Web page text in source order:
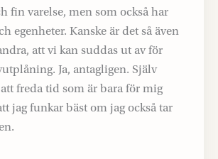
fin varelse, men som också har
egenheter. Kanske är det så även
att vi kan suddas ut av för
Ja, antagligen. Själv
freda tid som är bara för mig
jag funkar bäst om jag också tar